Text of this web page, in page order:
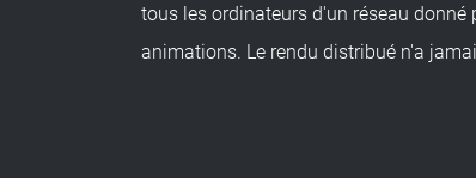
tous les ordinateurs d'un réseau
animations. Le rendu distribué n'a